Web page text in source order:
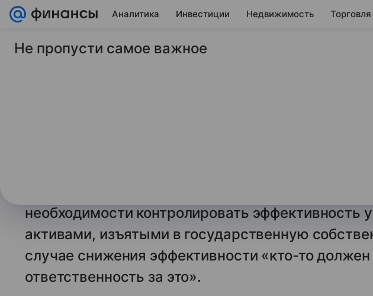
Аналитика Инвестиции Недвижимость Торговля
3 июня 2026 Финансы Mail
Глава Российского союза промышленников и
необходимости контролировать эффективность
активами, изъятыми в государственную
случае снижения эффективности «кто-то должен
ответственность за это».
Не пропусти самое важное